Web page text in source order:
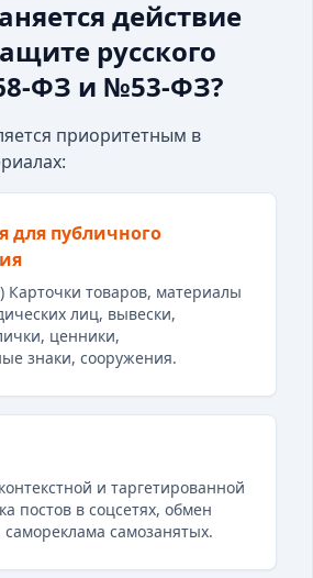
действие
русского
ФЗ и №53-ФЗ?
приоритетным в
публичного
Карточки товаров, материалы
лиц, вывески,
ценники,
знаки, сооружения.
и таргетированной
постов в соцсетях, обмен
самозанятых.